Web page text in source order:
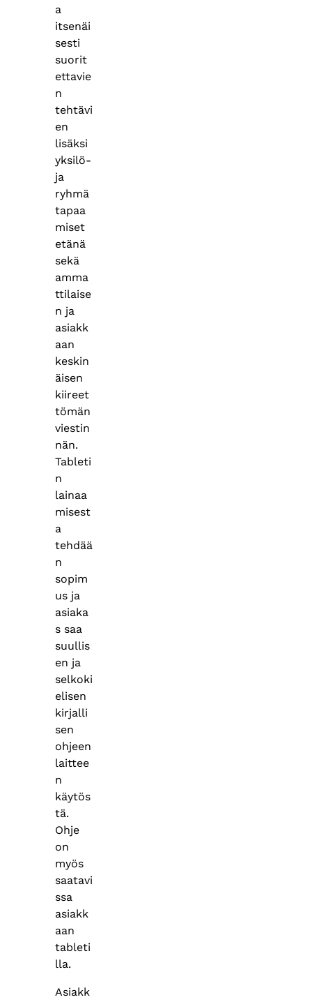
a
itsenäi
sesti
suorit
ettavie
n
tehtävi
en
lisäksi
yksilö-
ja
ryhmä
tapaa
miset
etänä
sekä
amma
ttilaise
n ja
asiakk
aan
keskin
äisen
kiireet
tömän
viestin
nän.
Tableti
n
lainaa
misest
a
tehdää
n
sopim
us ja
asiaka
s saa
suullis
en ja
selkoki
elisen
kirjalli
sen
ohjeen
laittee
n
käytös
tä.
Ohje
on
myös
saatavi
ssa
asiakk
aan
tableti
lla.
Asiakk